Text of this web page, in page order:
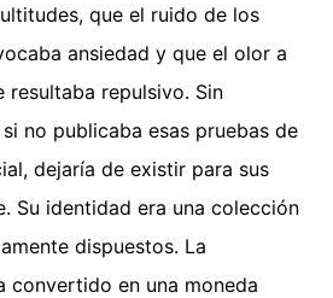
que el ruido de los
ansiedad y que el olor a
resultaba repulsivo. Sin
no publicaba esas pruebas de
dejaría de existir para sus
Su identidad era una colección
dispuestos. La
convertido en una moneda